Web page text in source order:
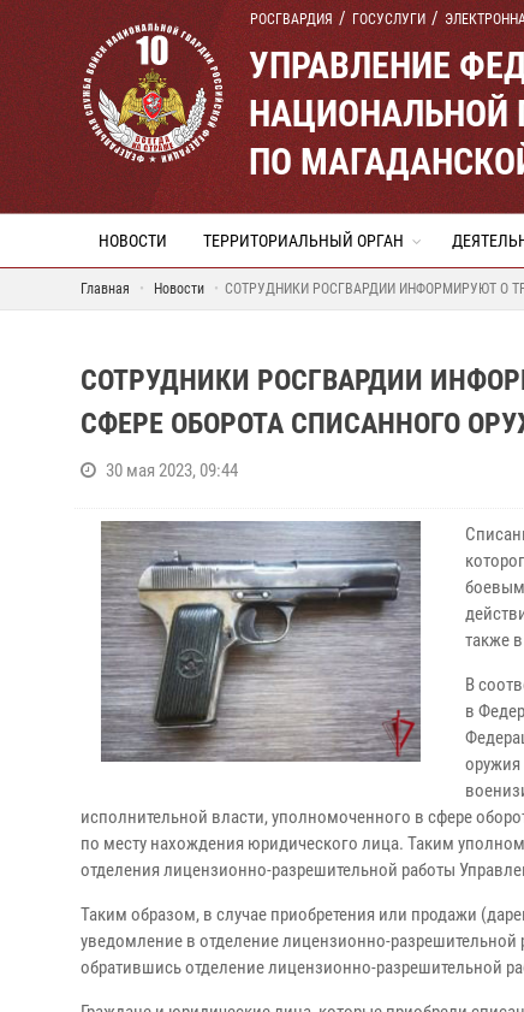
РОСГВАРДИЯ ГОСУСЛУГИ
УПРАВЛЕНИЕ
НАЦИОНАЛЬНОЙ
ПО
НОВОСТИ ТЕРРИТОРИАЛЬНЫЙ ОРГАН
Главная Новости СОТРУДНИКИ РОСГВАРДИИ ИНФОРМИРУЮТ О
СОТРУДНИКИ РОСГВАРДИИ
СФЕРЕ ОБОРОТА СПИСАННОГО
30 мая 2023, 09:44
также
В
в
исполнительной власти, уполномоченного в сфере
по месту нахождения юридического лица. Таким
отделения лицензионно-разрешительной работы
Таким образом, в случае приобретения или продажи
уведомление в отделение лицензионно-
обратившись отделение лицензионно-разрешительной